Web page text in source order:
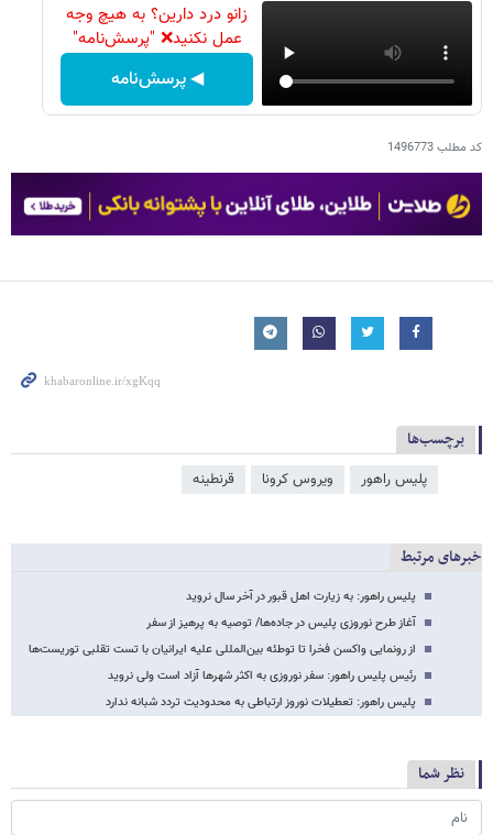
زانو درد دارین؟ به هیچ وجه
عمل نکنید❌ "پرسش‌نامه"
◀ پرسش‌نامه
کد مطلب1496773
برچسب‌ها
پلیس راهور ویروس کرونا قرنطینه
خبرهای مرتبط
پلیس راهور: به زیارت اهل قبور در آخر سال نروید
آغاز طرح نوروزی پلیس در جاده‌ها/ توصیه به پرهیز از سفر
از رونمایی واکسن فخرا تا توطئه بین‌المللی علیه ایرانیان با تست تقلبی توریست‌ها
رئیس پلیس راهور: سفر نوروزی به اکثر شهرها آزاد است ولی نروید
پلیس راهور: تعطیلات نوروز ارتباطی به محدودیت تردد شبانه ندارد
نظر شما